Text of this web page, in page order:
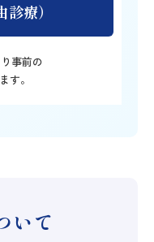
療）
事前の
す。
いて